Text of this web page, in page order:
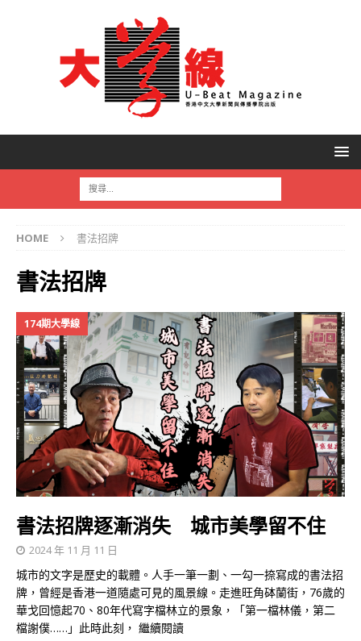
HOME 書法招牌
書法招牌
174期大學線
書法招牌逐漸消失 城市美學留不住
2024 年 11 月 11 日
城市的文字是歷史的載體。人手一筆一劃、一勾一捺寫成的書法招
牌，曾經是香港一道隨處可見的風景線。走進旺角砵蘭街，76歲的
華戈回憶起70、80年代寫字檔林立的景象，「第一檔林儀，第二
檔謝僕……」此時此刻， 繼續閱讀